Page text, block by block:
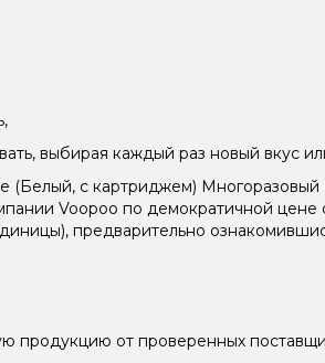
выбирая каждый раз новый вкус
(Белый, с картриджем)
Voopoo по демократичной цене
предварительно
продукцию от проверенных